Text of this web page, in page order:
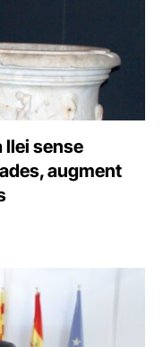
llei sense
augment